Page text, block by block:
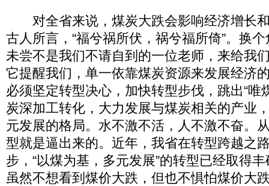
对全省来说，煤炭大跌会影响经济增长
古人所言，“福兮祸所伏，祸兮福所倚”。换
未尝不是我们不请自到的一位老师，来给我
它提醒我们，单一依靠煤炭资源来发展经济
必须坚定转型决心，加快转型步伐，跳出“唯
炭深加工转化，大力发展与煤炭相关的产业
元发展的格局。水不激不活，人不激不奋。
型就是逼出来的。近年，我省在转型跨越之
步，“以煤为基，多元发展”的转型已经取得
虽然不想看到煤价大跌，但也不惧怕煤价大